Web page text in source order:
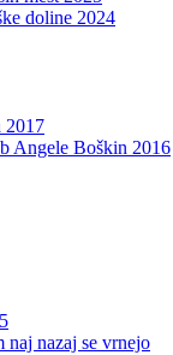
doline 2024
2017
Angele Boškin 2016
naj nazaj se vrnejo